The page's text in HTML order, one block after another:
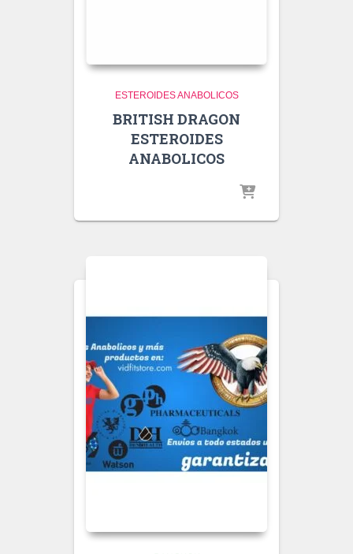
ESTEROIDES ANABOLICOS
BRITISH DRAGON
ESTEROIDES
ANABOLICOS